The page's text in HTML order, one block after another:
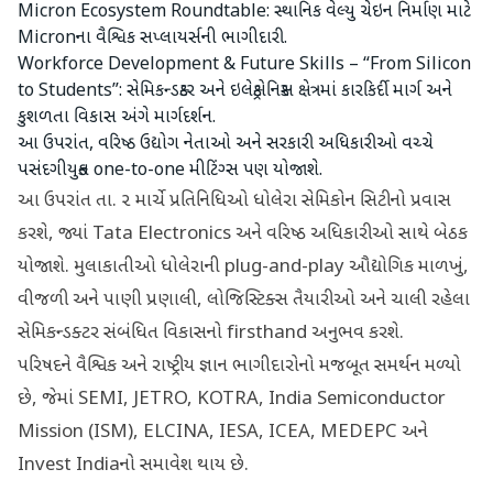
Micron Ecosystem Roundtable: સ્થાનિક વેલ્યુ ચેઇન નિર્માણ માટે
Micronના વૈશ્વિક સપ્લાયર્સની ભાગીદારી.
Workforce Development & Future Skills – “From Silicon
to Students”: સેમિકન્ડક્ટર અને ઇલેક્ટ્રોનિક્સ ક્ષેત્રમાં કારકિર્દી માર્ગ અને
કુશળતા વિકાસ અંગે માર્ગદર્શન.
આ ઉપરાંત, વરિષ્ઠ ઉદ્યોગ નેતાઓ અને સરકારી અધિકારીઓ વચ્ચે
પસંદગીયુક્ત one-to-one મીટિંગ્સ પણ યોજાશે.
આ ઉપરાંત તા. ૨ માર્ચે પ્રતિનિધિઓ ધોલેરા સેમિકોન સિટીનો પ્રવાસ
કરશે, જ્યાં Tata Electronics અને વરિષ્ઠ અધિકારીઓ સાથે બેઠક
યોજાશે. મુલાકાતીઓ ધોલેરાની plug-and-play ઔદ્યોગિક માળખું,
વીજળી અને પાણી પ્રણાલી, લોજિસ્ટિક્સ તૈયારીઓ અને ચાલી રહેલા
સેમિકન્ડક્ટર સંબંધિત વિકાસનો firsthand અનુભવ કરશે.
પરિષદને વૈશ્વિક અને રાષ્ટ્રીય જ્ઞાન ભાગીદારોનો મજબૂત સમર્થન મળ્યો
છે, જેમાં SEMI, JETRO, KOTRA, India Semiconductor
Mission (ISM), ELCINA, IESA, ICEA, MEDEPC અને
Invest Indiaનો સમાવેશ થાય છે.